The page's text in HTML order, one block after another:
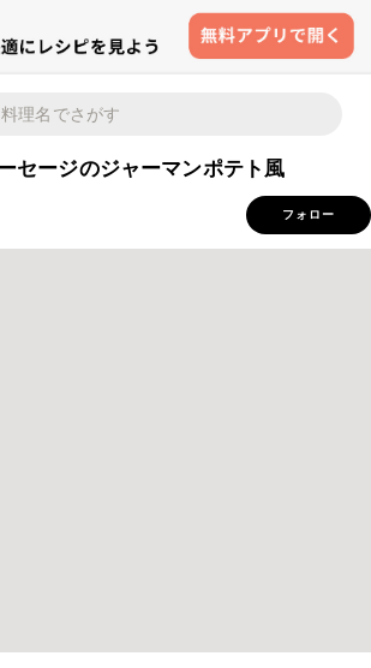
セージのジャーマンポテト風
フォロー